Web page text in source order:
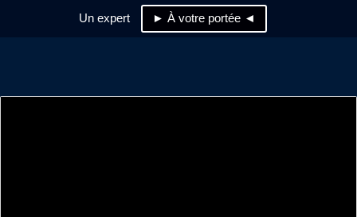
Un expert ► À votre portée ◄